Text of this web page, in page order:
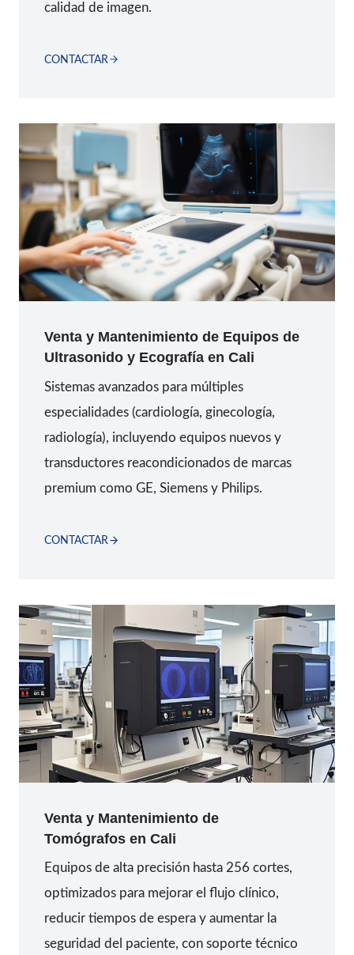
calidad de imagen.
CONTACTAR
Venta y Mantenimiento de Equipos de
Ultrasonido y Ecografía en Cali
Sistemas avanzados para múltiples
especialidades (cardiología, ginecología,
radiología), incluyendo equipos nuevos y
transductores reacondicionados de marcas
premium como GE, Siemens y Philips.
CONTACTAR
Venta y Mantenimiento de
Tomógrafos en Cali
Equipos de alta precisión hasta 256 cortes,
optimizados para mejorar el flujo clínico,
reducir tiempos de espera y aumentar la
seguridad del paciente, con soporte técnico